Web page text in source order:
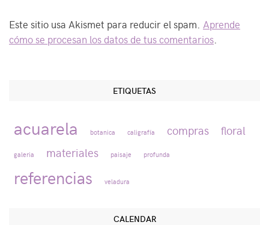
Este sitio usa Akismet para reducir el spam. Aprende
cómo se procesan los datos de tus comentarios
ETIQUETAS
acuarela botanica caligrafía compras floral
galeria materiales paisaje profunda
referencias veladura
CALENDAR